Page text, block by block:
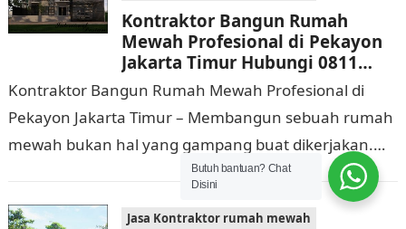
Kontraktor Bangun Rumah
Mewah Profesional di Pekayon
Jakarta Timur Hubungi 0811
9933 588
Kontraktor Bangun Rumah Mewah Profesional di
Pekayon Jakarta Timur – Membangun sebuah rumah
mewah bukan hal yang gampang buat dikerjakan.
Selain membutuhkan waktu dan biaya yang cukup
Jasa Kontraktor rumah mewah
Butuh bantuan? Chat
Disini